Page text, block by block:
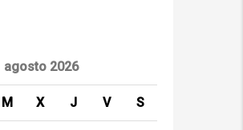
agosto 2026
M X J V S